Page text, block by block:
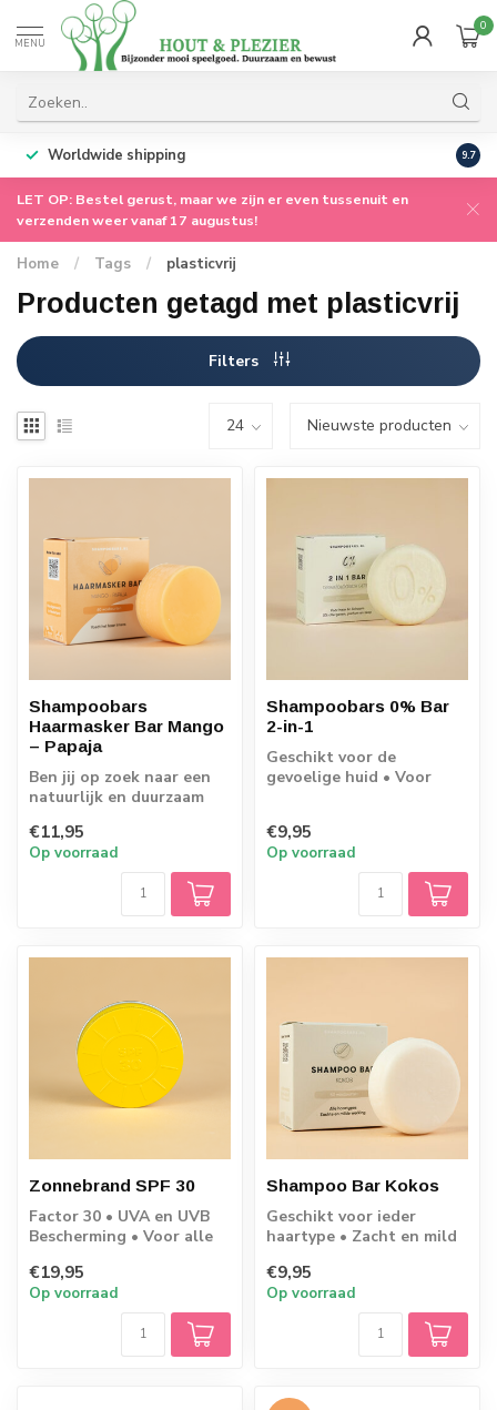
MENU
0
Worldwide shipping 9.7
LET OP: Bestel gerust, maar we zijn er even tussenuit en
verzenden weer vanaf 17 augustus!
Home / Tags / plasticvrij
Producten getagd met plasticvrij
Filters
Shampoobars
Haarmasker Bar Mango
– Papaja
Ben jij op zoek naar een
natuurlijk en duurzaam
krullend ha...
€11,95
Op voorraad
Shampoobars 0% Bar
2-in-1
Geschikt voor de
gevoelige huid • Voor
€9,95
Op voorraad
Zonnebrand SPF 30
Factor 30 • UVA en UVB
Bescherming • Voor alle
Oceaanvriendelijk • P...
€19,95
Op voorraad
Shampoo Bar Kokos
Geschikt voor ieder
haartype • Zacht en mild
gram
€9,95
Op voorraad